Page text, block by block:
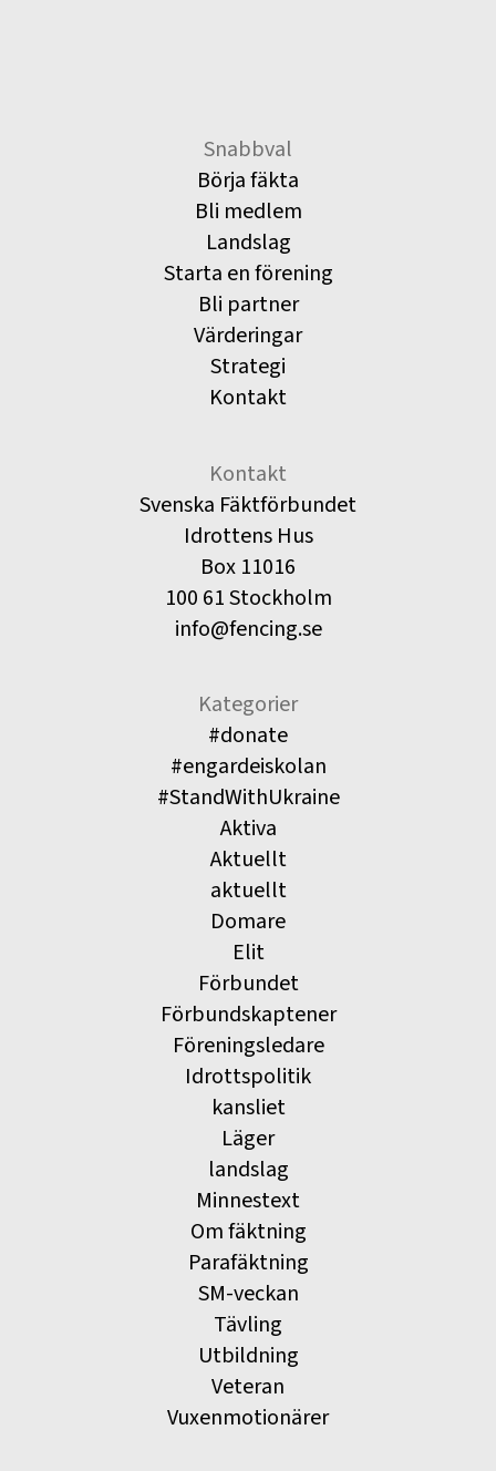
Snabbval
Börja fäkta
Bli medlem
Landslag
Starta en förening
Bli partner
Värderingar
Strategi
Kontakt
Kontakt
Svenska Fäktförbundet
Idrottens Hus
Box 11016
100 61 Stockholm
info@fencing.se
Kategorier
#donate
#engardeiskolan
#StandWithUkraine
Aktiva
Aktuellt
aktuellt
Domare
Elit
Förbundet
Förbundskaptener
Föreningsledare
Idrottspolitik
kansliet
Läger
landslag
Minnestext
Om fäktning
Parafäktning
SM-veckan
Tävling
Utbildning
Veteran
Vuxenmotionärer